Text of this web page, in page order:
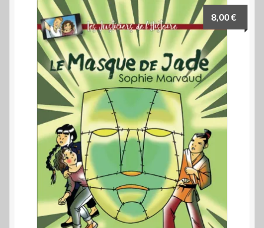
SevenOrients
Centre Jurassien du Patrimoine
Archéo-éditions.com
Promos
Qui sommes-nous ?
8,00€